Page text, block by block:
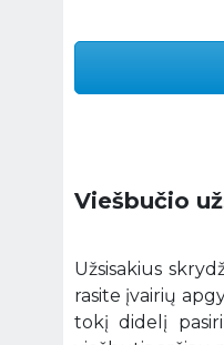
Viešbučio
Užsisakius
rasite įvairių
tokį didelį